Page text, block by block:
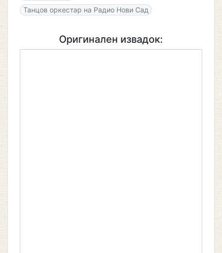
Танцов оркестар на Радио Нови Сад
Оригинален извадок: